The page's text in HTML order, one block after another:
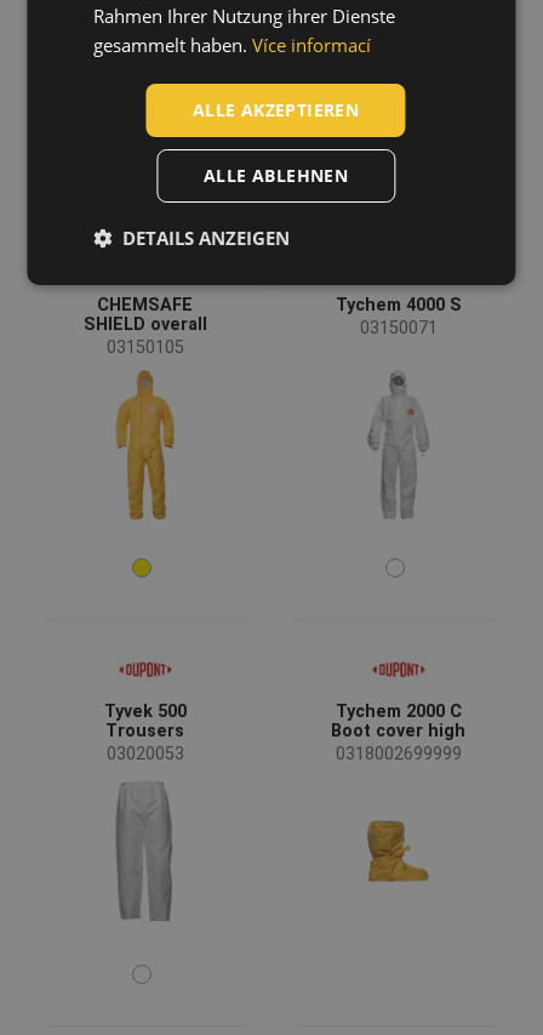
CHEMSAFE
SHIELD overall
03150105
Tychem 4000 S
03150071
Tyvek 500
Trousers
03020053
Tychem 2000 C
Boot cover high
0318002699999
SPANISH
FRENCH
Rahmen Ihrer Nutzung ihrer Dienste
gesammelt haben. Více informací
ALLE AKZEPTIEREN
ALLE ABLEHNEN
DETAILS ANZEIGEN